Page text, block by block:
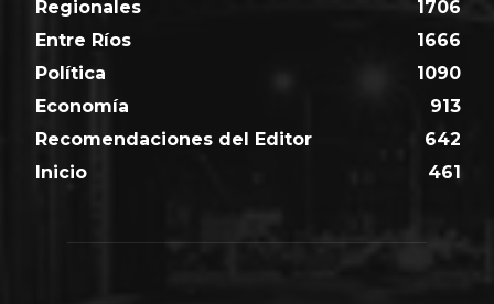
Regionales
1706
Entre Ríos
1666
Política
1090
Economía
913
Recomendaciones del Editor
642
Inicio
461